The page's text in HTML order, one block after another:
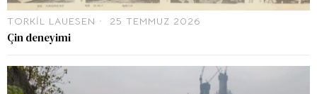
TORKIL LAUESEN 25 TEMMUZ 2026
Çin deneyimi